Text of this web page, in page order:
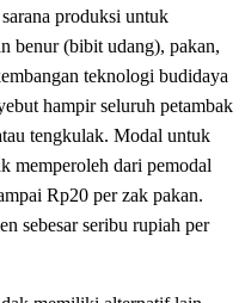
produksi untuk
benur (bibit udang), pakan,
teknologi budidaya
hampir seluruh petambak
tengkulak. Modal untuk
memperoleh dari pemodal
Rp20 per zak pakan.
sebesar seribu rupiah per